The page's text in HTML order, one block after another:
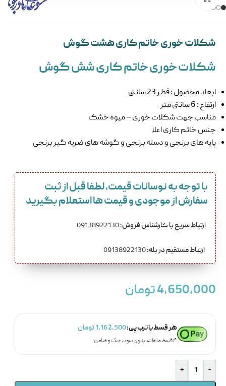
شکلات خوری خاتم کاری هشت گوش
شکلات خوری خاتم کاری شش گوش
ابعاد محصول : قطر 23 سانتی
ارتفاع : 6 سانتی متر
مناسب جهت شکلات خوری – میوه خشک
جنس خاتم کاری اعلا
پایه های برنجی و دسته برنجی و گوشه های ضربه گیر برنجی
با توجه به نوسانات قیمت، لطفا قبل از ثبت
سفارش از موجودی و قیمت ها استعلام بگیرید
ارتباط سریع با کارشناس فروش:
ارتباط مستقیم در بله:
4,650,000تومان
هر قسط با ترب‌پی:1,162,500تومان
۴ قسط ماهانه. بدون سود، چک و ضامن.
-
+